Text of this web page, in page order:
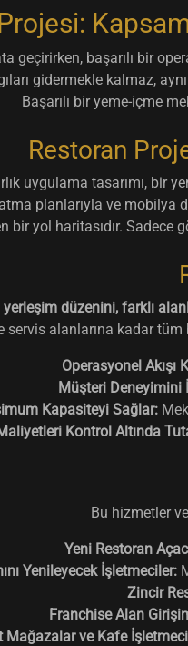
geçirirken, başarılı bir
gidermekle kalmaz,
Başarılı bir yeme-içme
Restoran
uygulama tasarımı, bir
planlarıyla ve
bir yol haritasıdır. Sadece
yerleşim düzenini, farklı
servis alanlarına kadar tüm
Operasyonel Akışı
Müşteri Deneyimini
Kapasiteyi Sağlar:
Kontrol Altında
Bu hizmetler
Yeni Restoran
Yenileyecek İşletmeciler:
Zincir
Franchise Alan
Mağazalar ve Kafe